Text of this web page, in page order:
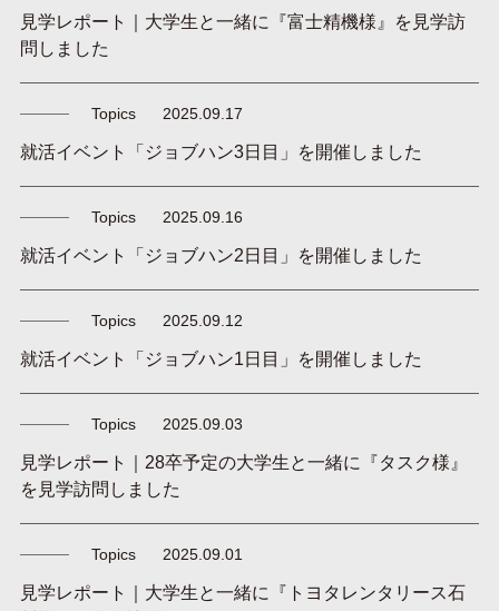
見学レポート｜大学生と一緒に『富士精機様』を見学訪
問しました
Topics 2025.09.17
就活イベント「ジョブハン3日目」を開催しました
Topics 2025.09.16
就活イベント「ジョブハン2日目」を開催しました
Topics 2025.09.12
就活イベント「ジョブハン1日目」を開催しました
Topics 2025.09.03
見学レポート｜28卒予定の大学生と一緒に『タスク様』
を見学訪問しました
Topics 2025.09.01
見学レポート｜大学生と一緒に『トヨタレンタリース石